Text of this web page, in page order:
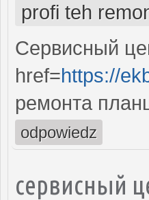
profi teh
Сервисный
href=https://
ремонта
odpowiedz
сервисный